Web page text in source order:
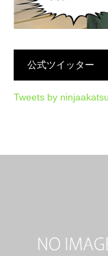
公式ツイッター
Tweets by